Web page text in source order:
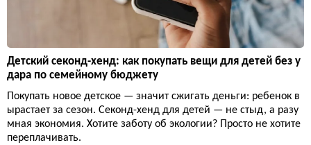
Детский секонд-хенд: как покупать вещи для детей без у
дара по семейному бюджету
Покупать новое детское — значит сжигать деньги: ребенок в
ырастает за сезон. Секонд-хенд для детей — не стыд, а разу
мная экономия. Хотите заботу об экологии? Просто не хотите
переплачивать.